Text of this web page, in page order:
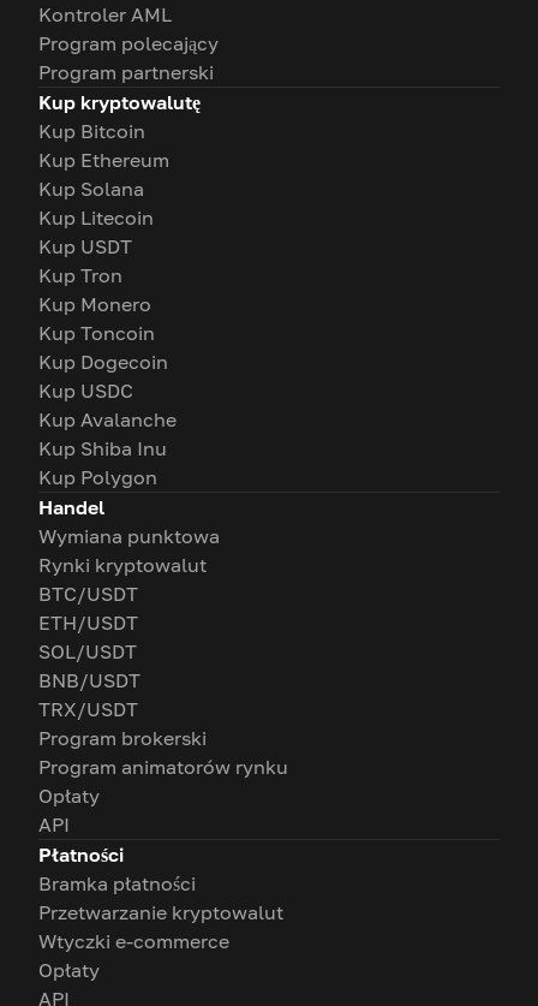
Kontroler AML
Program polecający
Program partnerski
Kup kryptowalutę
Kup Bitcoin
Kup Ethereum
Kup Solana
Kup Litecoin
Kup USDT
Kup Tron
Kup Monero
Kup Toncoin
Kup Dogecoin
Kup USDC
Kup Avalanche
Kup Shiba Inu
Kup Polygon
Handel
Wymiana punktowa
Rynki kryptowalut
BTC/USDT
ETH/USDT
SOL/USDT
BNB/USDT
TRX/USDT
Program brokerski
Program animatorów rynku
Opłaty
API
Płatności
Bramka płatności
Przetwarzanie kryptowalut
Wtyczki e-commerce
Opłaty
API